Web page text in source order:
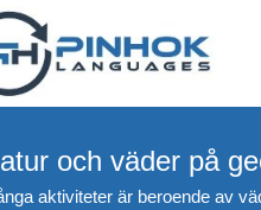
och väder på
aktiviteter är beroende av